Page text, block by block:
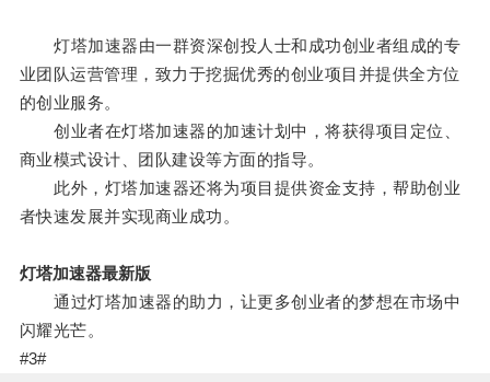
灯塔加速器由一群资深创投人士和成功创业者组成的专
业团队运营管理，致力于挖掘优秀的创业项目并提供全方位
的创业服务。
创业者在灯塔加速器的加速计划中，将获得项目定位、
商业模式设计、团队建设等方面的指导。
此外，灯塔加速器还将为项目提供资金支持，帮助创业
者快速发展并实现商业成功。
灯塔加速器最新版
通过灯塔加速器的助力，让更多创业者的梦想在市场中
闪耀光芒。
#3#